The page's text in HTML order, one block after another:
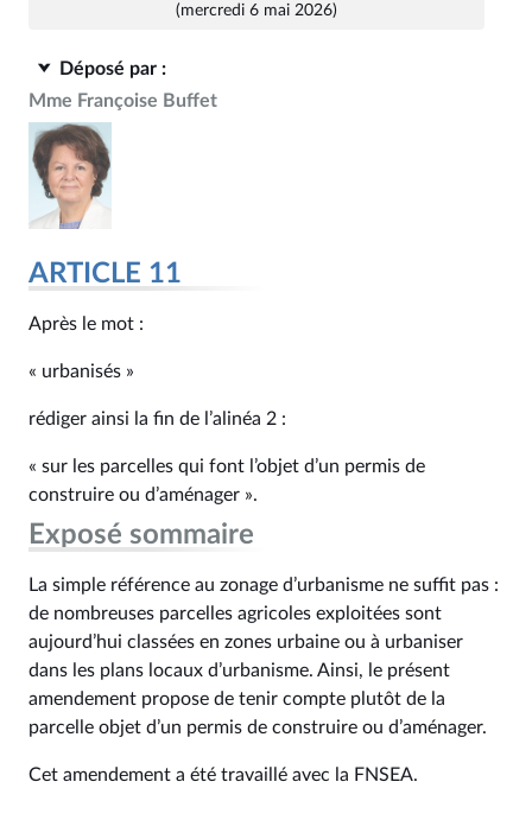
(mercredi 6 mai 2026)
Déposé par :
Mme Françoise Buffet
ARTICLE 11
Après le mot :
« urbanisés »
rédiger ainsi la fin de l’alinéa 2 :
« sur les parcelles qui font l’objet d’un permis de
construire ou d’aménager ».
Exposé sommaire
La simple référence au zonage d’urbanisme ne suffit pas :
de nombreuses parcelles agricoles exploitées sont
aujourd’hui classées en zones urbaine ou à urbaniser
dans les plans locaux d’urbanisme. Ainsi, le présent
amendement propose de tenir compte plutôt de la
parcelle objet d’un permis de construire ou d’aménager.
Cet amendement a été travaillé avec la FNSEA.